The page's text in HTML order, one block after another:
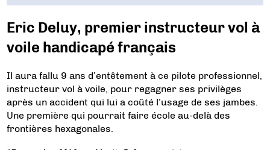
Eric Deluy, premier instructeur vol à
voile handicapé français
Il aura fallu 9 ans d’entêtement à ce pilote professionnel,
instructeur vol à voile, pour regagner ses privilèges
après un accident qui lui a coûté l’usage de ses jambes.
Une première qui pourrait faire école au-delà des
frontières hexagonales.